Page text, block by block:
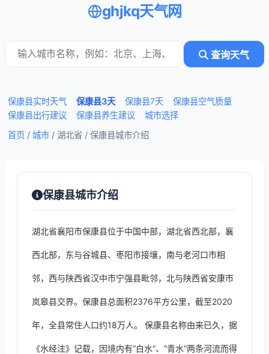
ghjkq天气网
查询天气
保康县实时天气 保康县3天 保康县7天
保康县空气质量
保康县出行建议
保康县养生建议
城市选择
首页 / 城市 / 湖北省 / 保康县城市介绍
保康县城市介绍
湖北省襄阳市保康县位于中国中部，湖北省西北部，襄
西北部，东与谷城县、枣阳市接壤，南与老河口市相
邻，西与陕西省汉中市宁强县毗邻，北与陕西省安康市
岚皋县交界。保康县总面积2376平方公里，截至2020
年，全县常住人口约18万人。 保康县名称由来已久，据
《水经注》记载，因境内有“白水”、“青水”两条河流而得